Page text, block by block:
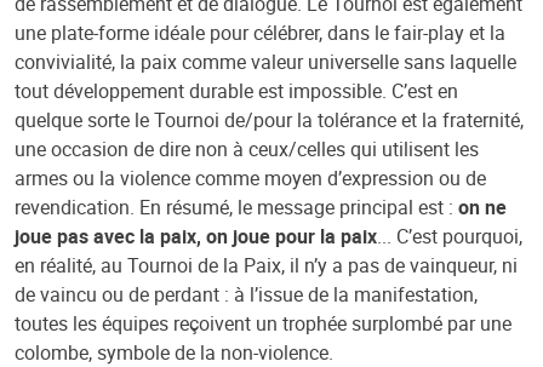
une plate-forme idéale pour célébrer, dans le fair-play et la
convivialité, la paix comme valeur universelle sans laquelle
tout développement durable est impossible. C’est en
quelque sorte le Tournoi de/pour la tolérance et la fraternité,
une occasion de dire non à ceux/celles qui utilisent les
armes ou la violence comme moyen d’expression ou de
revendication. En résumé, le message principal est : on ne
joue pas avec la paix, on joue pour la paix... C’est pourquoi,
en réalité, au Tournoi de la Paix, il n’y a pas de vainqueur, ni
de vaincu ou de perdant : à l’issue de la manifestation,
toutes les équipes reçoivent un trophée surplombé par une
colombe, symbole de la non-violence.